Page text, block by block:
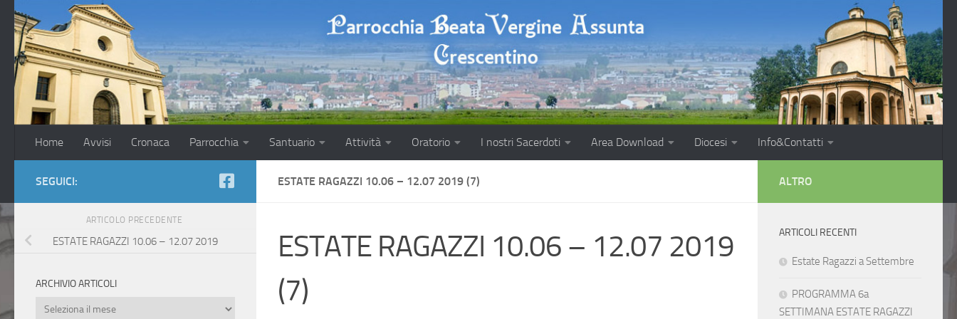
Salta al contenuto
Home Avvisi Cronaca Parrocchia Santuario Attività Oratorio I nostri Sacerdoti Area Download Diocesi Info&Contatti
ESTATE RAGAZZI 10.06 – 12.07 2019 (7)
ESTATE RAGAZZI 10.06 – 12.07 2019
(7)
SEGUICI:
ARTICOLO PRECEDENTE
ESTATE RAGAZZI 10.06 – 12.07 2019
ARCHIVIO ARTICOLI
Archivio
ALTRO
ARTICOLI RECENTI
Estate Ragazzi a Settembre
PROGRAMMA 6a
SETTIMANA ESTATE RAGAZZI